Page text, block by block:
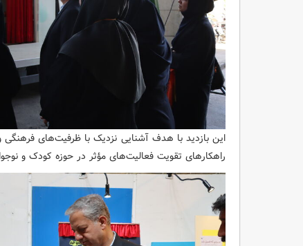
این بازدید با هدف آشنایی نزدیک با ظرفیت‌های
راهکارهای تقویت فعالیت‌های مؤثر در حوزه کودک و